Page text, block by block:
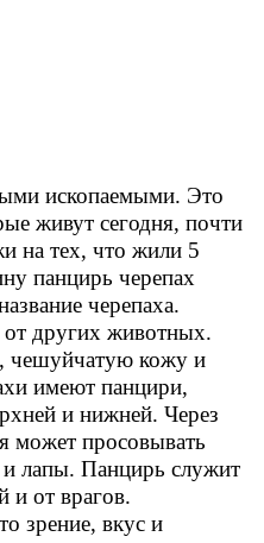
ископаемыми. Это
живут сегодня, почти
на тех, что жили 5
панцирь черепах
черепаха.
от других животных.
чешуйчатую кожу и
имеют панцири,
и нижней. Через
может просовывать
лапы. Панцирь служит
и от врагов.
вкус и